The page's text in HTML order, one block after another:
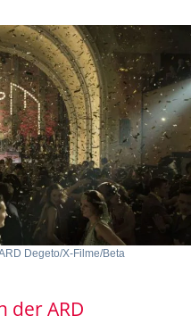
Degeto/X-Filme/Beta
der ARD